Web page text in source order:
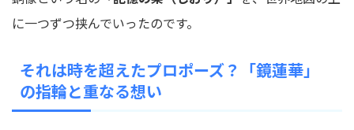
に一つずつ挟んでいったのです。
それは時を超えたプロポーズ？「鏡蓮華」
の指輪と重なる想い